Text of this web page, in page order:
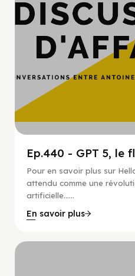
Ep.440 - GPT 5, le
Pour en savoir plus sur
attendu comme une
artificielle…...
En savoir plus